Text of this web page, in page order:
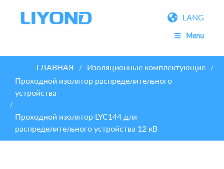
LANG
Menu
ГЛАВНАЯ / Изоляционные комплектующие /
Проходной изолятор распределительного
устройства
/
Проходной изолятор LYC144 для
распределительного устройства 12 кВ